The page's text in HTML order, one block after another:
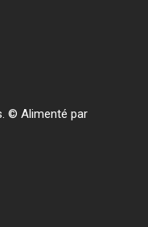
© Alimenté par